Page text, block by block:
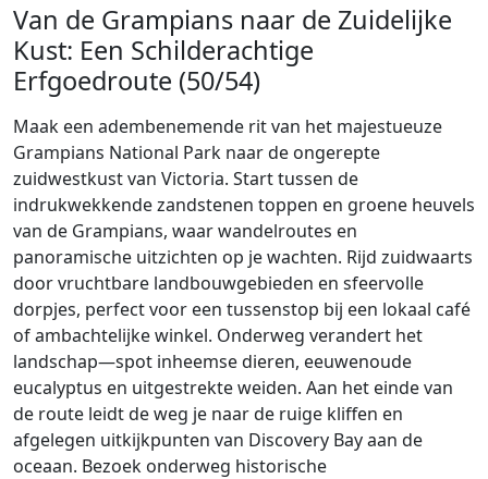
Van de Grampians naar de Zuidelijke
Kust: Een Schilderachtige
Erfgoedroute (50/54)
Maak een adembenemende rit van het majestueuze
Grampians National Park naar de ongerepte
zuidwestkust van Victoria. Start tussen de
indrukwekkende zandstenen toppen en groene heuvels
van de Grampians, waar wandelroutes en
panoramische uitzichten op je wachten. Rijd zuidwaarts
door vruchtbare landbouwgebieden en sfeervolle
dorpjes, perfect voor een tussenstop bij een lokaal café
of ambachtelijke winkel. Onderweg verandert het
landschap—spot inheemse dieren, eeuwenoude
eucalyptus en uitgestrekte weiden. Aan het einde van
de route leidt de weg je naar de ruige kliffen en
afgelegen uitkijkpunten van Discovery Bay aan de
oceaan. Bezoek onderweg historische